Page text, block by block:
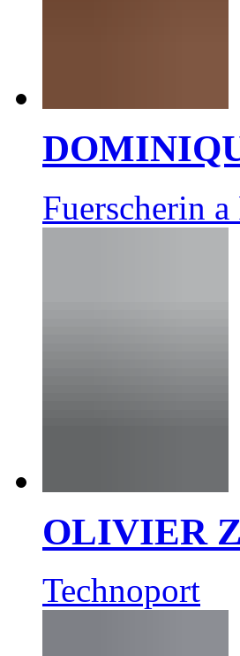
Fuerscherin
OLIVIER
Technoport